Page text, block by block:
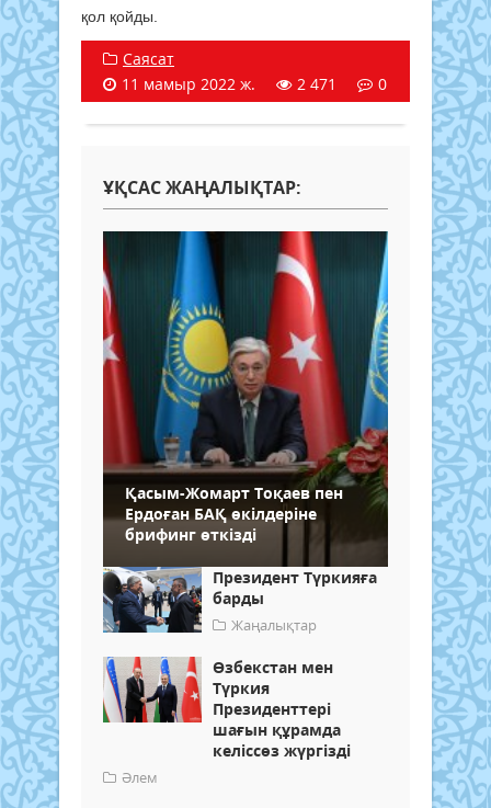
қол қойды.
Саясат
11 мамыр 2022 ж.
2 471 0
ҰҚСАС ЖАҢАЛЫҚТАР:
Қасым-Жомарт Тоқаев пен
Ердоған БАҚ өкілдеріне
брифинг өткізді
Президент Түркияға
барды
Жаңалықтар
Өзбекстан мен
Түркия
Президенттері
шағын құрамда
келіссөз жүргізді
Әлем